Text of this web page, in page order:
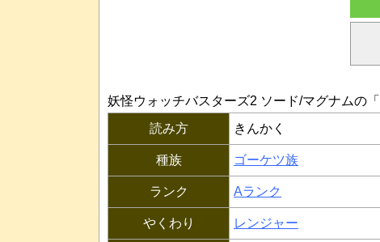
妖怪ウォッチバスターズ2 ソード/マグナムの「
読み方
きんかく
種族 ゴーケツ族
ランク Aランク
やくわり レンジャー